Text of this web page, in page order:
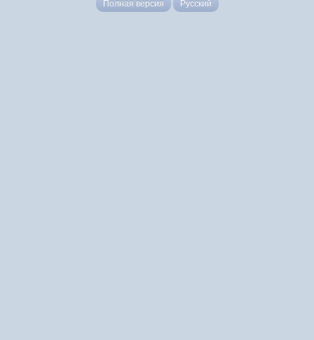
Полная версия Русский